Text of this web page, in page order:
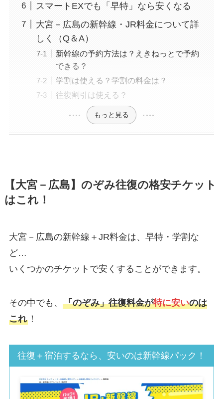
スマートEXでも「早特」なら安くなる
大宮－広島の新幹線・JR料金について詳
しく（Q＆A）
新幹線の予約方法は？えきねっとで予約
できる？
学割は使える？学割の料金は？
往復割引は使える？
もっと見る
【大宮－広島】のぞみ往復の格安チケット
はこれ！
大宮－広島の新幹線＋JR料金は、早特・学割な
ど…
いくつかのチケットで安くすることができます。
その中でも、 「のぞみ」往復料金が特に安いのは
これ！
往復＋宿泊するなら、安いのは新幹線パック！